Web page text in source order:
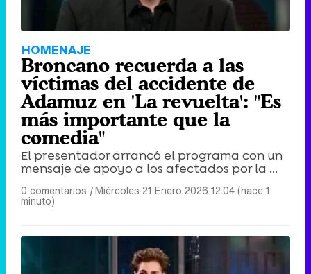
HOMENAJE
Broncano recuerda a las
víctimas del accidente de
Adamuz en 'La revuelta': "Es
más importante que la
comedia"
El presentador arrancó el programa con un
mensaje de apoyo a los afectados por la ...
0 comentarios |Miércoles 21 Enero 2026 12:04 (hace 1
minuto)